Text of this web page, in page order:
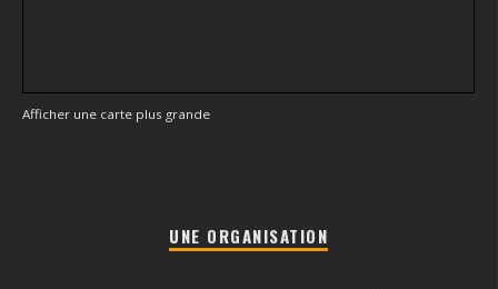
Afficher une carte plus grande
UNE ORGANISATION